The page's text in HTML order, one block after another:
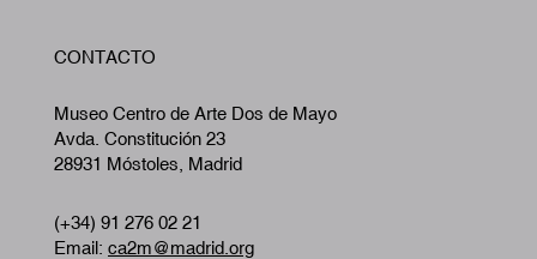
CONTACTO
Museo Centro de Arte Dos de Mayo
Avda. Constitución 23
28931 Móstoles, Madrid
(+34) 91 276 02 21
Email: ca2m@madrid.org